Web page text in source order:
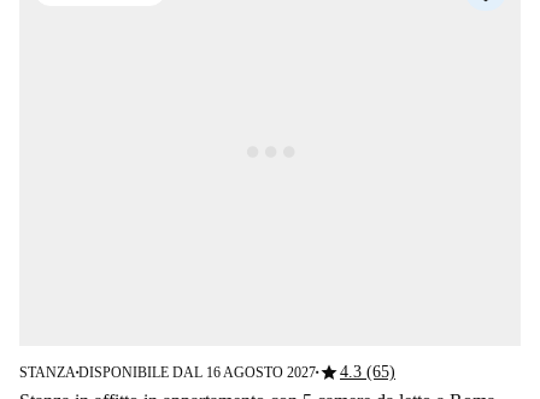
STANZA ■DISPONIBILE DAL 16 AGOSTO 2027■star4.3 (65)